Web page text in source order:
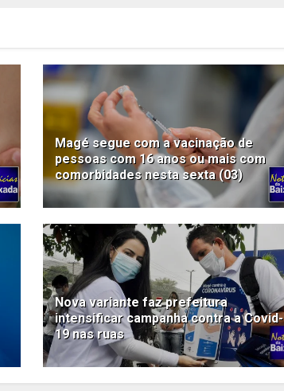
Magé segue com a vacinação de
pessoas com 16 anos ou mais com
comorbidades nesta sexta (03)
Nova variante faz prefeitura
intensificar campanha contra a Covid-
19 nas ruas